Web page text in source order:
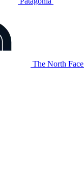
The North Face